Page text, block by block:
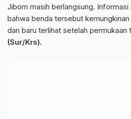
Jibom masih berlangsung.
bahwa benda tersebut
dan baru terlihat setelah permukaan
(Sur/Krs).